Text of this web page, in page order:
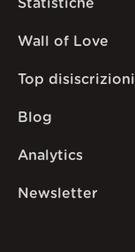
Statistiche
Wall of Love
Top disiscrizioni
Blog
Analytics
Newsletter